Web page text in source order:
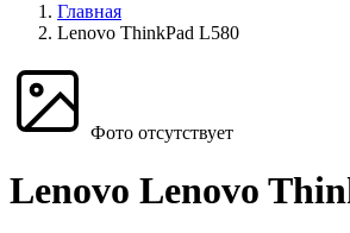
Главная
Lenovo ThinkPad L580
Фото отсутствует
Lenovo Lenovo